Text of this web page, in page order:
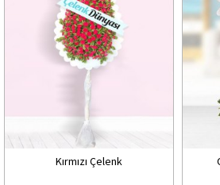
Kırmızı Çelenk